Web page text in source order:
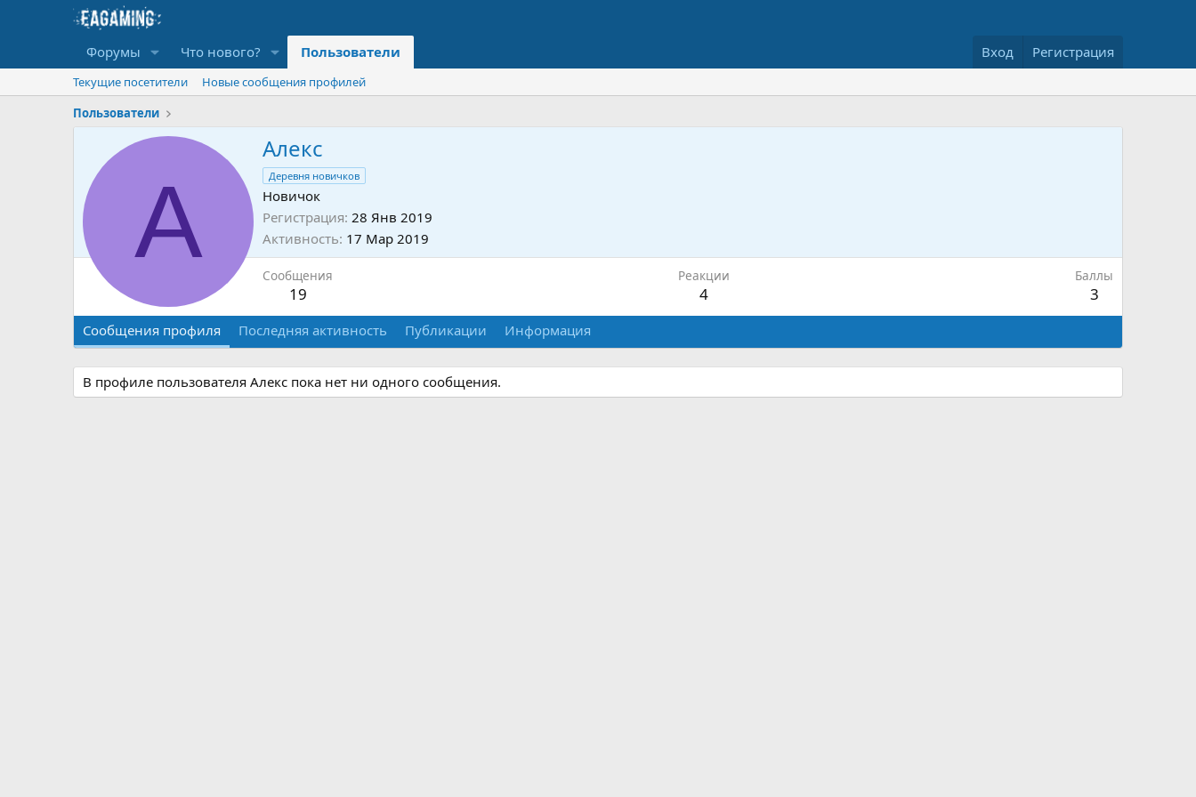
Форумы Что нового? Пользователи Вход Регистрация
Текущие посетители
Новые сообщения профилей
Пользователи
А
Алекс
Деревня новичков
Новичок
Регистрация 28 Янв 2019
Активность 17 Мар 2019
Сообщения
19
Реакции
4
Баллы
3
Сообщения профиля Последняя активность Публикации Информация
В профиле пользователя Алекс пока нет ни одного сообщения.